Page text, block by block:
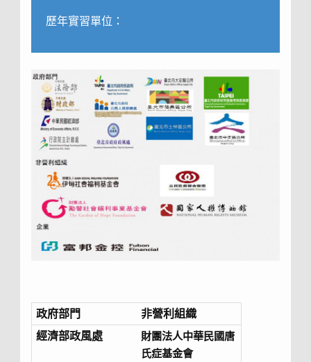
歷年實習單位：
政府部門
非營利組織
經濟部政風處
財團法人中華民國唐
氏症基金會